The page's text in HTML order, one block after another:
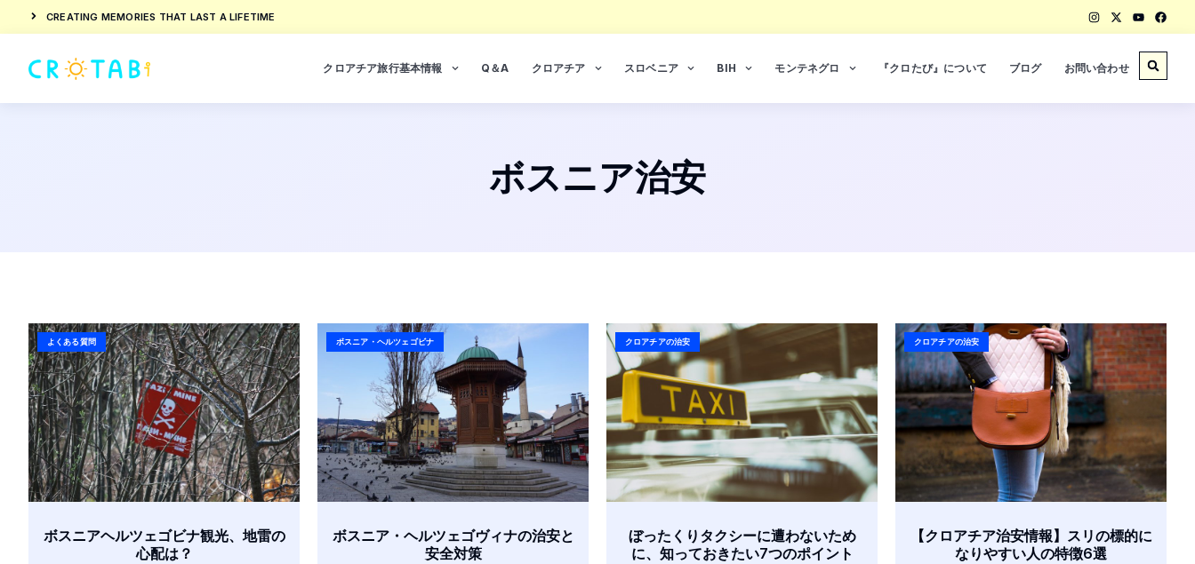
CREATING MEMORIES THAT LAST A LIFETIME
クロアチア旅行基本情報 Q＆A クロアチア スロベニア BIH モンテネグロ 『クロたび』について ブログ お問い合わせ
ボスニア治安
よくある質問
ボスニアヘルツェゴビナ観光、地雷の
心配は？
ボスニア・ヘルツェゴビナ
ボスニア・ヘルツェゴヴィナの治安と
安全対策
クロアチアの治安
ぼったくりタクシーに遭わないため
に、知っておきたい7つのポイント
クロアチアの治安
【クロアチア治安情報】スリの標的に
なりやすい人の特徴6選